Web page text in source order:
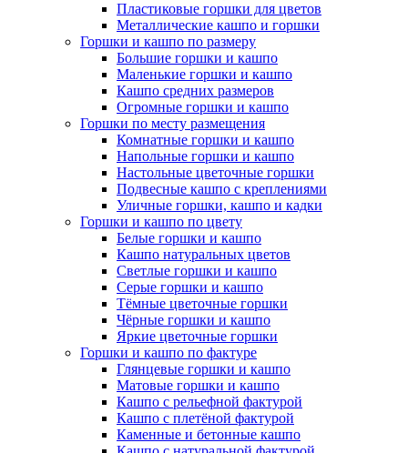
Пластиковые горшки для цветов
Металлические кашпо и горшки
Горшки и кашпо по размеру
Большие горшки и кашпо
Маленькие горшки и кашпо
Кашпо средних размеров
Огромные горшки и кашпо
Горшки по месту размещения
Комнатные горшки и кашпо
Напольные горшки и кашпо
Настольные цветочные горшки
Подвесные кашпо с креплениями
Уличные горшки, кашпо и кадки
Горшки и кашпо по цвету
Белые горшки и кашпо
Кашпо натуральных цветов
Светлые горшки и кашпо
Серые горшки и кашпо
Тёмные цветочные горшки
Чёрные горшки и кашпо
Яркие цветочные горшки
Горшки и кашпо по фактуре
Глянцевые горшки и кашпо
Матовые горшки и кашпо
Кашпо с рельефной фактурой
Кашпо с плетёной фактурой
Каменные и бетонные кашпо